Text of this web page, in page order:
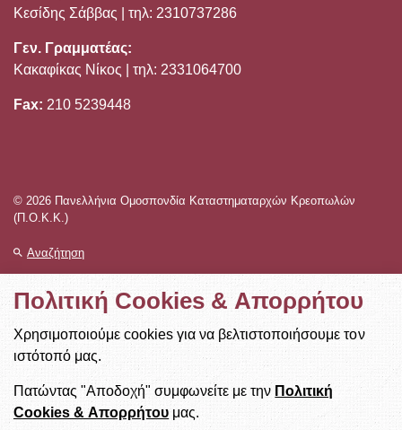
Κεσίδης Σάββας | τηλ: 2310737286
Γεν. Γραμματέας:
Κακαφίκας Νίκος | τηλ: 2331064700
Fax: 210 5239448
© 2026 Πανελλήνια Ομοσπονδία Καταστηματαρχών Κρεοπωλών
(Π.Ο.Κ.Κ.)
Αναζήτηση
Χάρτης Ιστοσελίδας
Πολιτική Cookies & Απορρήτου
Designed & Developed by NetBee
Πολιτική Cookies & Απορρήτου
Χρησιμοποιούμε cookies για να βελτιστοποιήσουμε τον
ιστότοπό μας.
Πατώντας "Αποδοχή" συμφωνείτε με την Πολιτική
Cookies & Απορρήτου μας.